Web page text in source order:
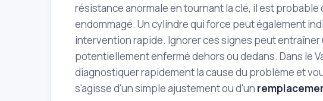
résistance anormale en tournant la clé, il est
endommagé. Un cylindre qui force peut également
intervention rapide. Ignorer ces signes peut
potentiellement enfermé dehors ou dedans. Dans le
diagnostiquer rapidement la cause du problème et
s'agisse d'un simple ajustement ou d'un